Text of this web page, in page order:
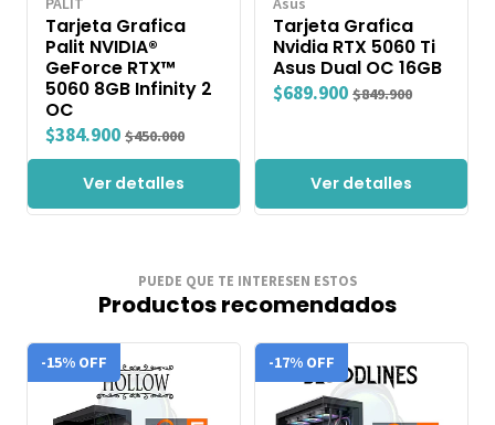
Tarjeta Grafica
Palit NVIDIA®
GeForce RTX™
5060 8GB Infinity 2
OC
$384.900 $450.000
Ver detalles
Tarjeta Grafica
Nvidia RTX 5060 Ti
Asus Dual OC 16GB
$689.900 $849.900
Ver detalles
PUEDE QUE TE INTERESEN ESTOS
Productos recomendados
-15% OFF -17% OFF